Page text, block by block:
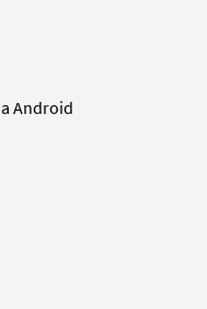
Android